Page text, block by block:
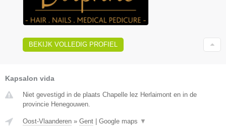
BEKIJK VOLLEDIG PROFIEL
Kapsalon vida
Niet gevestigd in de plaats Chapelle lez Herlaimont en in de
provincie Henegouwen.
Oost-Vlaanderen » Gent | Google maps ▼